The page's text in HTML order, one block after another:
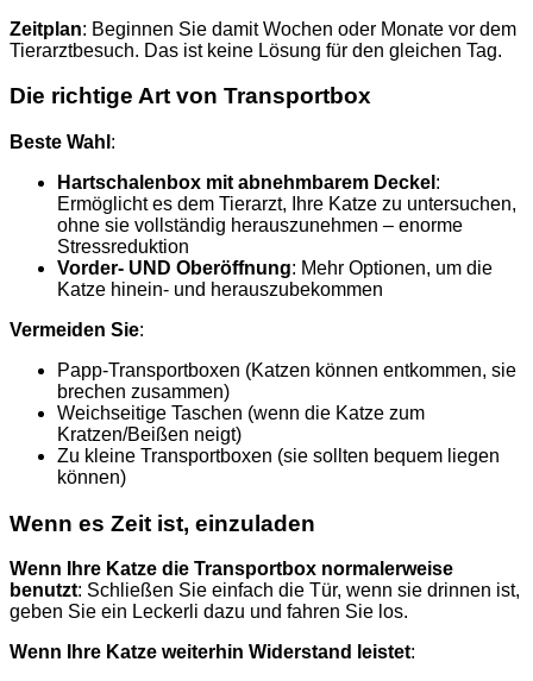
Zeitplan: Beginnen Sie damit Wochen oder Monate vor dem
Tierarztbesuch. Das ist keine Lösung für den gleichen Tag.
Die richtige Art von Transportbox
Beste Wahl :
Hartschalenbox mit abnehmbarem Deckel :
Ermöglicht es dem Tierarzt, Ihre Katze zu untersuchen,
ohne sie vollständig herauszunehmen – enorme
Stressreduktion
Vorder- UND Oberöffnung: Mehr Optionen, um die
Katze hinein- und herauszubekommen
Vermeiden Sie:
Papp-Transportboxen (Katzen können entkommen, sie
brechen zusammen)
Weichseitige Taschen (wenn die Katze zum
Kratzen/Beißen neigt)
Zu kleine Transportboxen (sie sollten bequem liegen
können)
Wenn es Zeit ist, einzuladen
Wenn Ihre Katze die Transportbox normalerweise
benutzt: Schließen Sie einfach die Tür, wenn sie drinnen ist,
geben Sie ein Leckerli dazu und fahren Sie los.
Wenn Ihre Katze weiterhin Widerstand leistet: